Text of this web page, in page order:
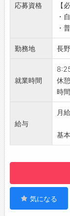
国
【
↓
↓
反
・
・
応募資格
【
・
・
勤務地 長
就業時間
休
時
給与
月
基
気になる